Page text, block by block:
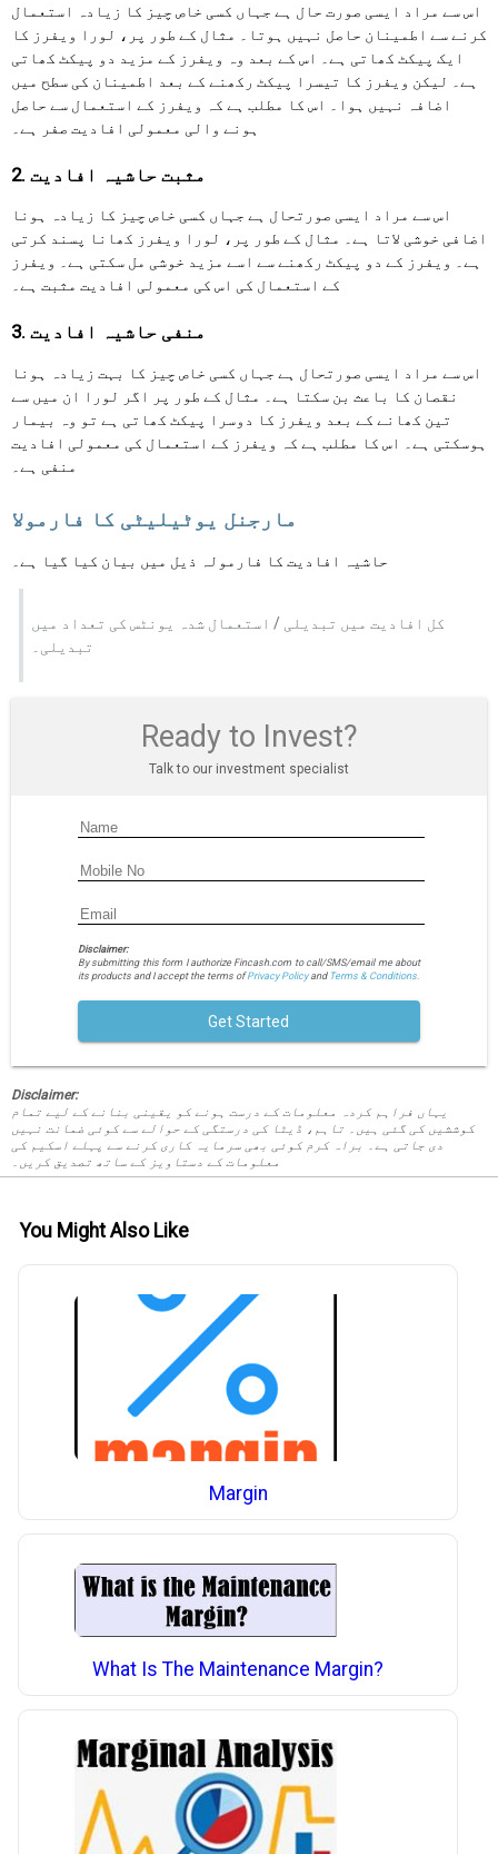
اس سے مراد ایسی صورت حال ہے جہاں کسی خاص چیز کا زیادہ استعمال
کرنے سے اطمینان حاصل نہیں ہوتا۔ مثال کے طور پر، لورا ویفرز کا
ایک پیکٹ کھاتی ہے۔ اس کے بعد وہ ویفرز کے مزید دو پیکٹ کھاتی
ہے۔ لیکن ویفرز کا تیسرا پیکٹ رکھنے کے بعد اطمینان کی سطح میں
اضافہ نہیں ہوا۔ اس کا مطلب ہے کہ ویفرز کے استعمال سے حاصل
ہونے والی معمولی افادیت صفر ہے۔
2. مثبت حاشیہ افادیت
اس سے مراد ایسی صورتحال ہے جہاں کسی خاص چیز کا زیادہ ہونا
اضافی خوشی لاتا ہے۔ مثال کے طور پر، لورا ویفرز کھانا پسند کرتی
ہے۔ ویفرز کے دو پیکٹ رکھنے سے اسے مزید خوشی مل سکتی ہے۔ ویفرز
کے استعمال کی اس کی معمولی افادیت مثبت ہے۔
3. منفی حاشیہ افادیت
اس سے مراد ایسی صورتحال ہے جہاں کسی خاص چیز کا بہت زیادہ ہونا
نقصان کا باعث بن سکتا ہے۔ مثال کے طور پر اگر لورا ان میں سے
تین کھانے کے بعد ویفرز کا دوسرا پیکٹ کھاتی ہے تو وہ بیمار
ہوسکتی ہے۔ اس کا مطلب ہے کہ ویفرز کے استعمال کی معمولی افادیت
منفی ہے۔
مارجنل یوٹیلیٹی کا فارمولا
حاشیہ افادیت کا فارمولہ ذیل میں بیان کیا گیا ہے۔
کل افادیت میں تبدیلی / استعمال شدہ یونٹس کی تعداد میں
تبدیلی۔
Ready to Invest?
Talk to our investment specialist
Disclaimer:
By submitting this form I authorize Fincash.com to call/SMS/email me about
its products and I accept the terms ofPrivacy Policyand Terms & Conditions.
Get Started
Disclaimer:
یہاں فراہم کردہ معلومات کے درست ہونے کو یقینی بنانے کے لیے تمام
کوششیں کی گئی ہیں۔ تاہم، ڈیٹا کی درستگی کے حوالے سے کوئی ضمانت نہیں
دی جاتی ہے۔ براہ کرم کوئی بھی سرمایہ کاری کرنے سے پہلے اسکیم کی
معلومات کے دستاویز کے ساتھ تصدیق کریں۔
You Might Also Like
Margin
What Is The Maintenance Margin?